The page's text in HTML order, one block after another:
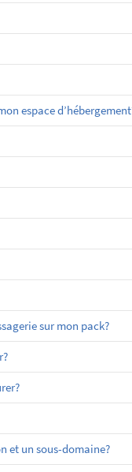
espace
sur mon pack?
et un sous-domaine?